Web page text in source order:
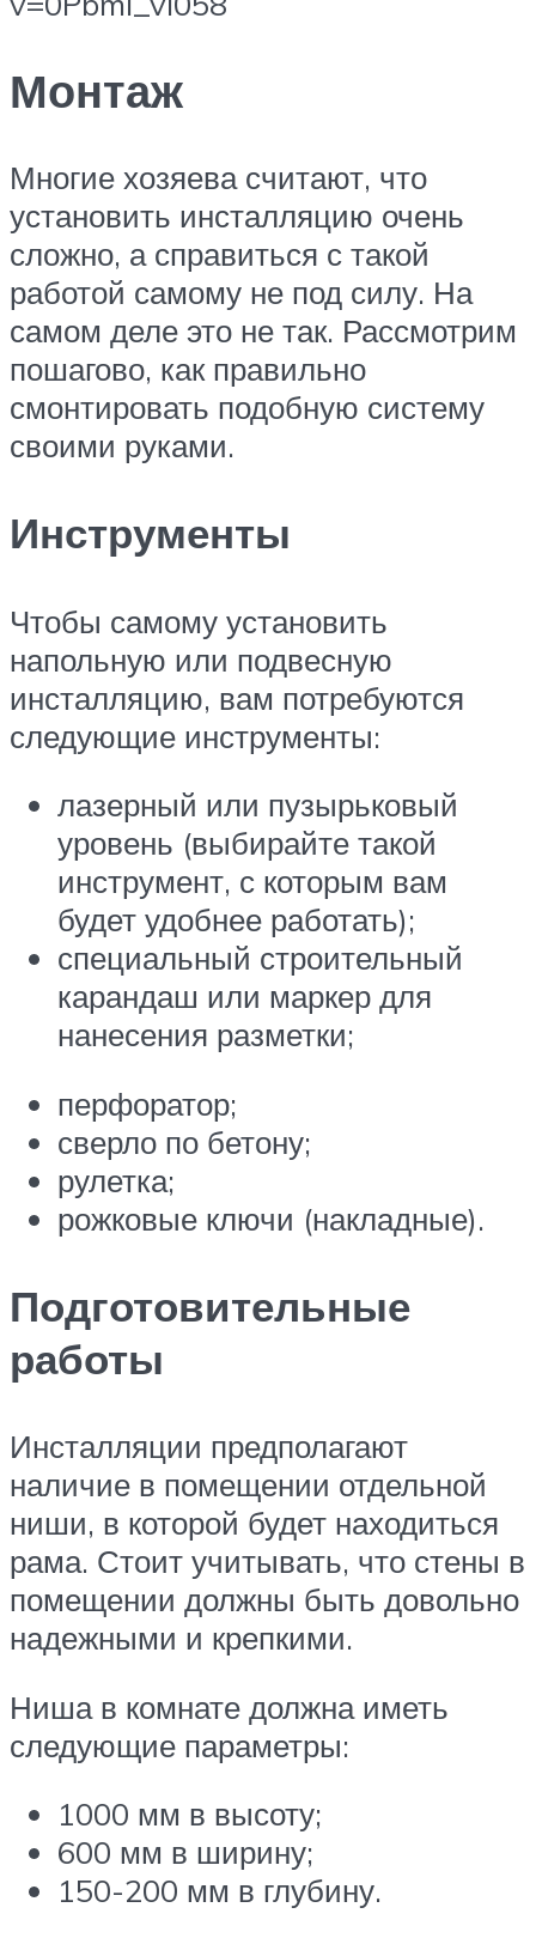
Монтаж
Многие хозяева считают, что
установить инсталляцию очень
сложно, а справиться с такой
работой самому не под силу. На
самом деле это не так. Рассмотрим
пошагово, как правильно
смонтировать подобную систему
своими руками.
Инструменты
Чтобы самому установить
напольную или подвесную
инсталляцию, вам потребуются
следующие инструменты:
лазерный или пузырьковый
уровень (выбирайте такой
инструмент, с которым вам
будет удобнее работать);
специальный строительный
карандаш или маркер для
нанесения разметки;
перфоратор;
сверло по бетону;
рулетка;
рожковые ключи (накладные).
Подготовительные
работы
Инсталляции предполагают
наличие в помещении отдельной
ниши, в которой будет находиться
рама. Стоит учитывать, что стены в
помещении должны быть довольно
надежными и крепкими.
Ниша в комнате должна иметь
следующие параметры:
1000 мм в высоту;
600 мм в ширину;
150-200 мм в глубину.